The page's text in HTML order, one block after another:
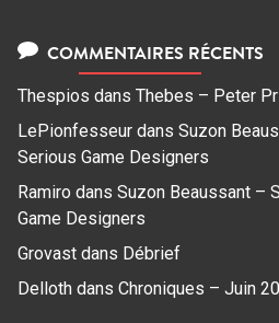
COMMENTAIRES RÉCENTS
Thespios dans Thebes – Peter
LePionfesseur dans Suzon
Serious Game Designers
Ramiro dans Suzon Beaussant –
Game Designers
Grovast dans Débrief
Delloth dans Chroniques – Juin